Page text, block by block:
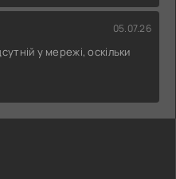
05.07.26
у мережі, оскільки